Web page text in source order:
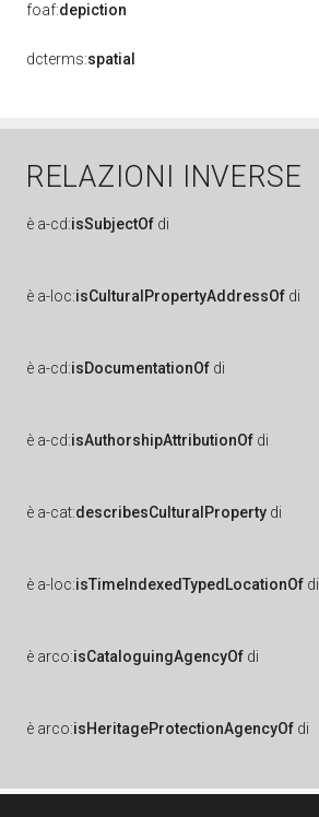
foaf:depiction
dcterms:spatial
RELAZIONI INVERSE
è a-cd:isSubjectOf di
è a-loc:isCulturalPropertyAddressOf di
è a-cd:isDocumentationOf di
è a-cd:isAuthorshipAttributionOf di
è a-cat:describesCulturalProperty di
è a-loc:isTimeIndexedTypedLocationOf di
è arco:isCataloguingAgencyOf di
è arco:isHeritageProtectionAgencyOf di